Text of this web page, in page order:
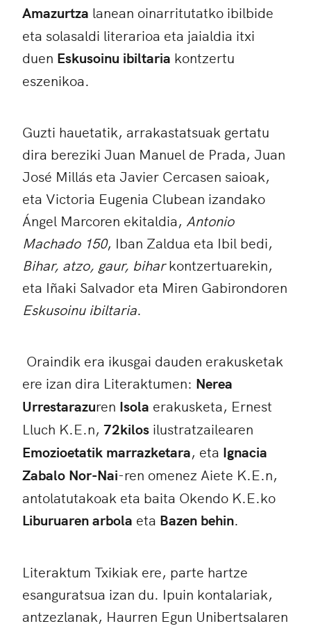
Amazurtza lanean oinarritutatko ibilbide
eta solasaldi literarioa eta jaialdia itxi
duen Eskusoinu ibiltaria kontzertu
eszenikoa.
Guzti hauetatik, arrakastatsuak gertatu
dira bereziki Juan Manuel de Prada, Juan
José Millás eta Javier Cercasen saioak,
eta Victoria Eugenia Clubean izandako
Ángel Marcoren ekitaldia, Antonio
Machado 150, Iban Zaldua eta Ibil bedi,
Bihar, atzo, gaur, biharkontzertuarekin,
eta Iñaki Salvador eta Miren Gabirondoren
Eskusoinu ibiltaria.
Oraindik era ikusgai dauden erakusketak
ere izan dira Literaktumen: Nerea
Urrestarazuren Isola erakusketa, Ernest
Lluch K.E.n, 72kilos ilustratzailearen
Emozioetatik marrazketara, eta Ignacia
Zabalo Nor-Nai-ren omenez Aiete K.E.n,
antolatutakoak eta baita Okendo K.E.ko
Liburuaren arbola eta Bazen behin.
Literaktum Txikiak ere, parte hartze
esanguratsua izan du. Ipuin kontalariak,
antzezlanak, Haurren Egun Unibertsalaren